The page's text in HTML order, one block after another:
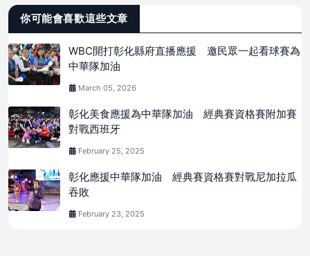
你可能會喜歡這些文章
WBC開打彰化縣府直播應援 邀民眾一起看球賽為
中華隊加油
March 05, 2026
彰化美食應援為中華隊加油 經典賽資格賽附加賽
對戰西班牙
February 25, 2025
彰化應援中華隊加油 經典賽資格賽對戰尼加拉瓜
吞敗
February 23, 2025